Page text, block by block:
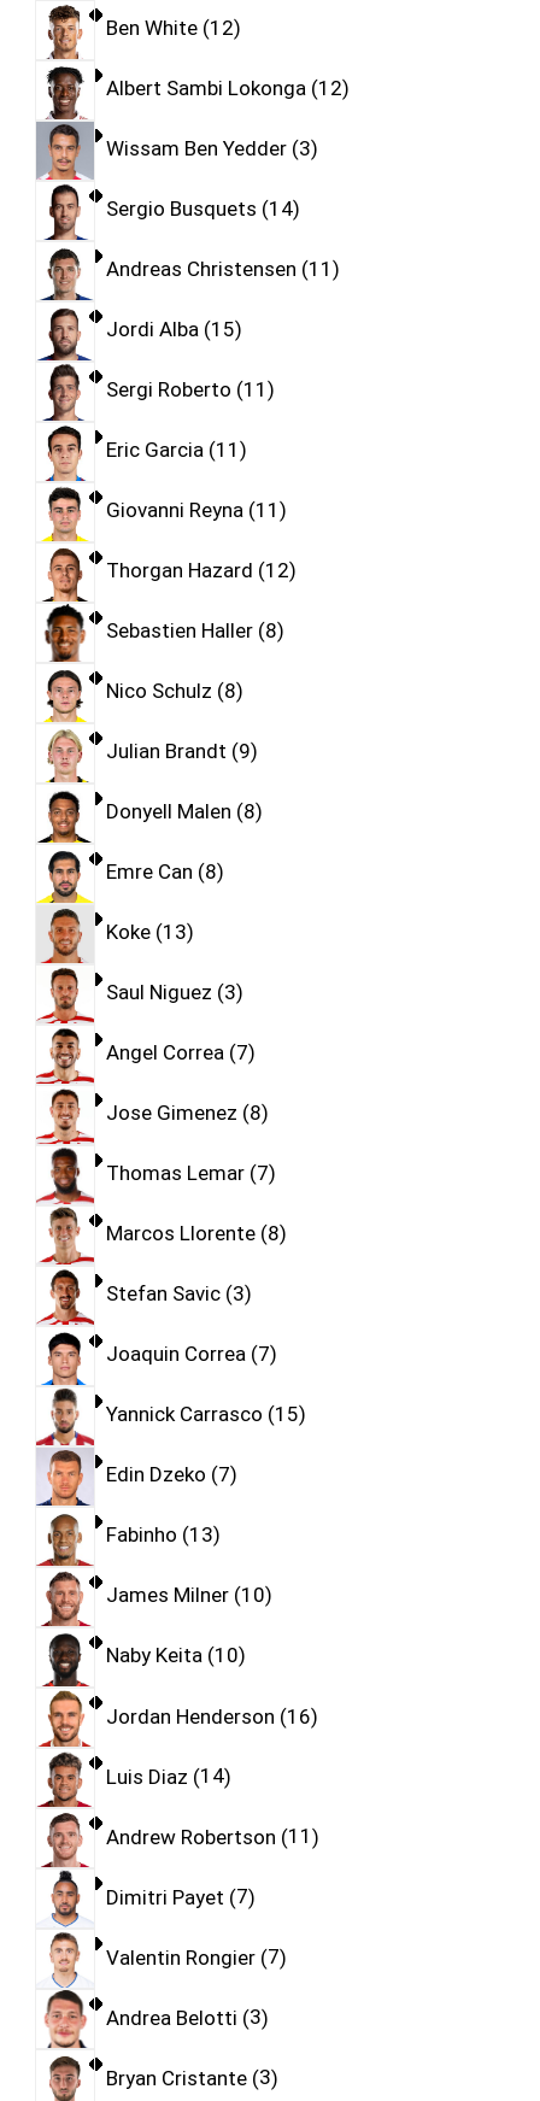
Ben White 12
Albert Sambi Lokonga 12
Wissam Ben Yedder 3
Sergio Busquets 14
Andreas Christensen 11
Jordi Alba 15
Sergi Roberto 11
Eric Garcia 11
Giovanni Reyna 11
Thorgan Hazard 12
Sebastien Haller 8
Nico Schulz 8
Julian Brandt 9
Donyell Malen 8
Emre Can 8
Koke 13
Saul Niguez 3
Angel Correa 7
Jose Gimenez 8
Thomas Lemar 7
Marcos Llorente 8
Stefan Savic 3
Joaquin Correa 7
Yannick Carrasco 15
Edin Dzeko 7
Fabinho 13
James Milner 10
Naby Keita 10
Jordan Henderson 16
Luis Diaz 14
Andrew Robertson 11
Dimitri Payet 7
Valentin Rongier 7
Andrea Belotti 3
Bryan Cristante 3